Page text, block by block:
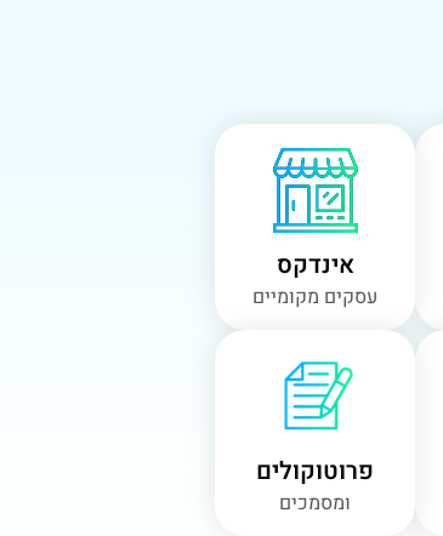
אינדקס
עסקים מקומיים
פרוטוקולים
ומסמכים